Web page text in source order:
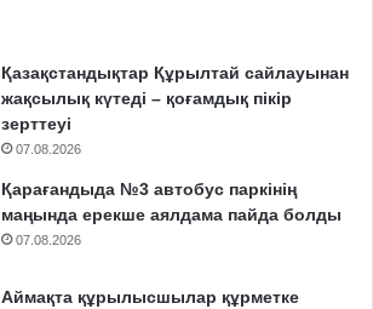
Қазақстандықтар Құрылтай сайлауынан
жақсылық күтеді – қоғамдық пікір
зерттеуі
07.08.2026
Қарағандыда №3 автобус паркінің
маңында ерекше аялдама пайда болды
07.08.2026
Аймақта құрылысшылар құрметке